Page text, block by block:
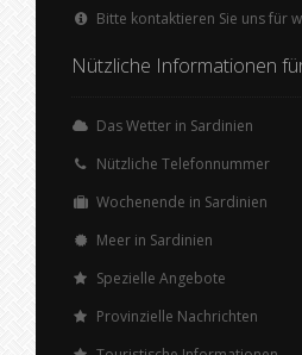
Bitte kontaktieren Sie uns für
Nützliche Informationen
Das Wetter in Sardinien
Nützliche Telefonnummer
Wochenende in Sardinien
Meer in Sardinien
Spezielle Angebote
Provinzielle Nachrichten